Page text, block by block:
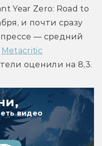
Year Zero: Road to
и почти сразу
— средний
Metacritic
оценили на 8,3.
видео